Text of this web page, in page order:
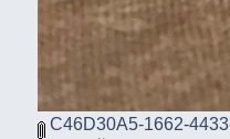
C46D30A5-1662-